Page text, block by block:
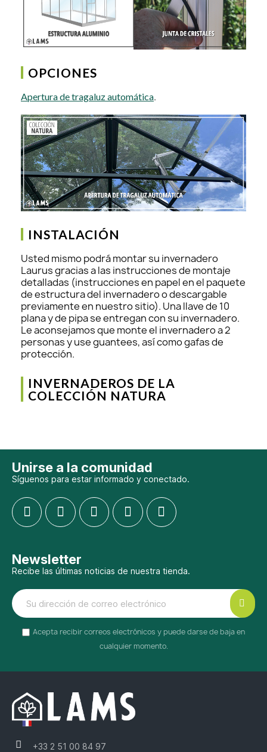
OPCIONES
Apertura de tragaluz automática.
INSTALACIÓN
Usted mismo podrá montar su invernadero
Laurus gracias a las instrucciones de montaje
detalladas (instrucciones en papel en el paquete
de estructura del invernadero o descargable
previamente en nuestro sitio). Una llave de 10
plana y de pipa se entregan con su invernadero.
Le aconsejamos que monte el invernadero a 2
personas y use guantees, así como gafas de
protección.
INVERNADEROS DE LA
COLECCIÓN NATURA
Unirse a la comunidad
Síguenos para estar informado y conectado.
Newsletter
Recibe las últimas noticias de nuestra tienda.
Acepta recibir correos electrónicos y puede darse de baja en
cualquier momento.
+33 2 51 00 84 97